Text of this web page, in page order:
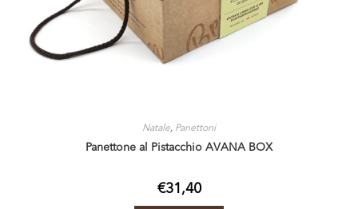
Natale, Panettoni
Panettone al Pistacchio AVANA BOX
€31,40